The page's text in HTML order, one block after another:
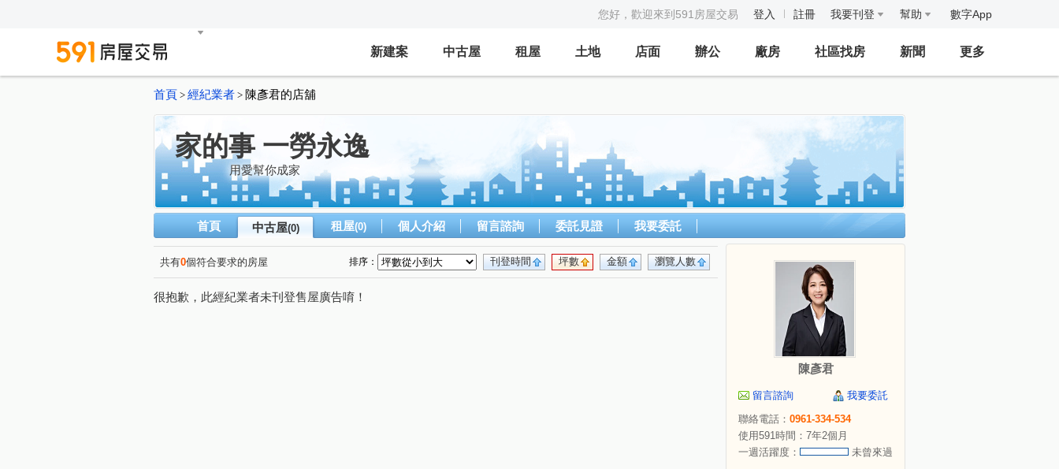
您好，歡迎來到591房屋交易 登入 註冊 我要刊登 幫助 數字App
新建案 中古屋 租屋 土地 店面 辦公 廠房 社區找房 新聞 更多
首頁 > 經紀業者 > 陳彥君的店舖
家的事 一勞永逸
用愛幫你成家
首頁 中古屋(0) 租屋(0) 個人介紹 留言諮詢 委託見證 我要委託
共有0個符合要求的房屋 瀏覽人數
金額
坪數
刊登時間
排序：
很抱歉，此經紀業者未刊登售屋廣告唷！
陳彥君
留言諮詢
我要委託
聯絡電話： 0961-334-534
使用591時間：7年2個月
一週活躍度：
未曾來過